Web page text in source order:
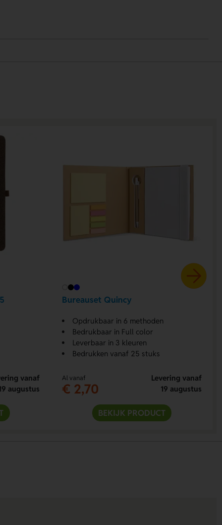
vanaf
augustus
Bureauset Quincy
Opdrukbaar in 6 methoden
Bedrukbaar in Full color
Leverbaar in 3 kleuren
Bedrukken vanaf 25 stuks
Al vanaf
€ 2,70
Levering vanaf
19 augustus
BEKIJK PRODUCT